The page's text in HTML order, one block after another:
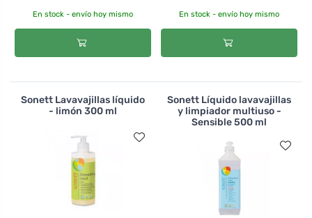
En stock - envío hoy mismo En stock - envío hoy mismo
Sonett Lavavajillas líquido
- limón 300 ml
Sonett Líquido lavavajillas
y limpiador multiuso -
Sensible 500 ml